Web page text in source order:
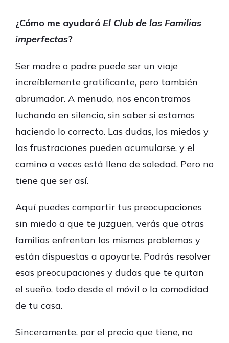
¿Cómo me ayudará El Club de las Familias
imperfectas?
Ser madre o padre puede ser un viaje
increíblemente gratificante, pero también
abrumador. A menudo, nos encontramos
luchando en silencio, sin saber si estamos
haciendo lo correcto. Las dudas, los miedos y
las frustraciones pueden acumularse, y el
camino a veces está lleno de soledad. Pero no
tiene que ser así.
Aquí puedes compartir tus preocupaciones
sin miedo a que te juzguen, verás que otras
familias enfrentan los mismos problemas y
están dispuestas a apoyarte. Podrás resolver
esas preocupaciones y dudas que te quitan
el sueño, todo desde el móvil o la comodidad
de tu casa.
Sinceramente, por el precio que tiene, no